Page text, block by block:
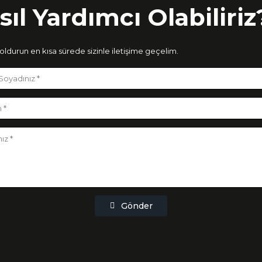
Yardımcı
en kısa sürede sizinle iletişime geçelim.
Gönder